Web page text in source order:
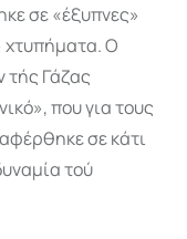
σε «έξυπνες»
χτυπήματα. Ο
τής Γάζας
που για τους
σε κάτι
τού